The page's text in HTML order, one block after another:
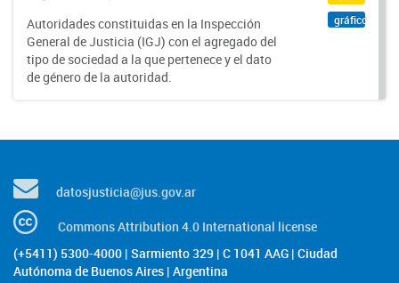
Autoridades constituidas en la Inspección
General de Justicia (IGJ) con el agregado del
tipo de sociedad a la que pertenece y el dato
de género de la autoridad.
gráfico
datosjusticia@jus.gov.ar
Commons Attribution 4.0 International license
(+5411) 5300-4000 | Sarmiento 329 | C 1041 AAG | Ciudad
Autónoma de Buenos Aires | Argentina